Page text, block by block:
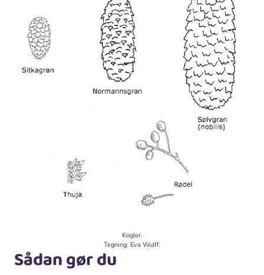
Kogler.
Tegning: Eva Wulff.
Sådan gør du